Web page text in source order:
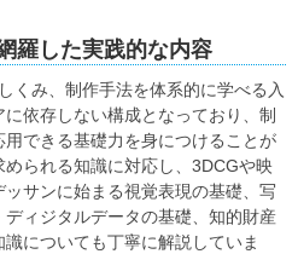
羅した実践的な内容
くみ、制作手法を体系的に学べる入
依存しない構成となっており、制
できる基礎力を身につけることが
られる知識に対応し、3DCGや映
サンに始まる視覚表現の基礎、写
ィジタルデータの基礎、知的財産
についても丁寧に解説していま